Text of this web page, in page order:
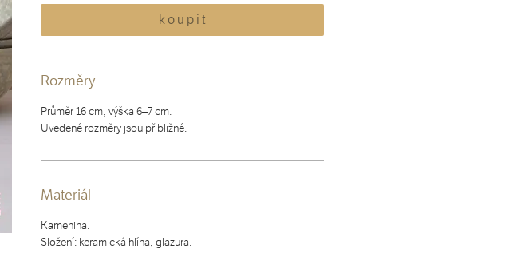
k o u p i t
Rozměry
Průměr 16 cm, výška 6–7 cm.
Uvedené rozměry jsou přibližné.
Materiál
Kamenina.
Složení: keramická hlína, glazura.